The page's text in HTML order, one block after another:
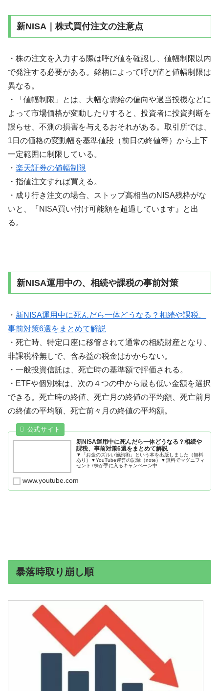
新NISA｜株式買付注文の注意点
・株の注文を入力する際は呼び値を確認し、値幅制限以内
で発注する必要がある。銘柄によって呼び値と値幅制限は
異なる。
・「値幅制限」とは、大幅な需給の偏向や過当投機などに
よって市場価格が変動したりすると、投資者に投資判断を
誤らせ、不測の損害を与えるおそれがある。取引所では、
1日の価格の変動幅を基準値段（前日の終値等）から上下
一定範囲に制限している。
・ 楽天証券の値幅制限
・指値注文すれば買える。
・成り行き注文の場合、ストップ高相当のNISA残枠がな
いと、『NISA買い付け可能額を超過しています』と出
る。
新NISA運用中の、相続や課税の事前対策
・ 新NISA運用中に死んだら一体どうなる？相続や課税、
事前対策6選をまとめて解説
・死亡時、特定口座に移管されて通常の相続財産となり、
非課税枠無しで、含み益の税金はかからない。
・一般投資信託は、死亡時の基準額で評価される。
・ETFや個別株は、次の４つの中から最も低い金額を選択
できる。死亡時の終値、死亡月の終値の平均額、死亡前月
の終値の平均額、死亡前々月の終値の平均額。
新NISA運用中に死んだら一体どうなる？相続や
課税、事前対策6選をまとめて解説
▼「お金のズルい節約術」という本を出版しました（無料
あり）▼YouTube運営の記録（note）▼無料でマグニフィ
セント7株が手に入るキャンペーン中
www.youtube.com
暴落時取り崩し順